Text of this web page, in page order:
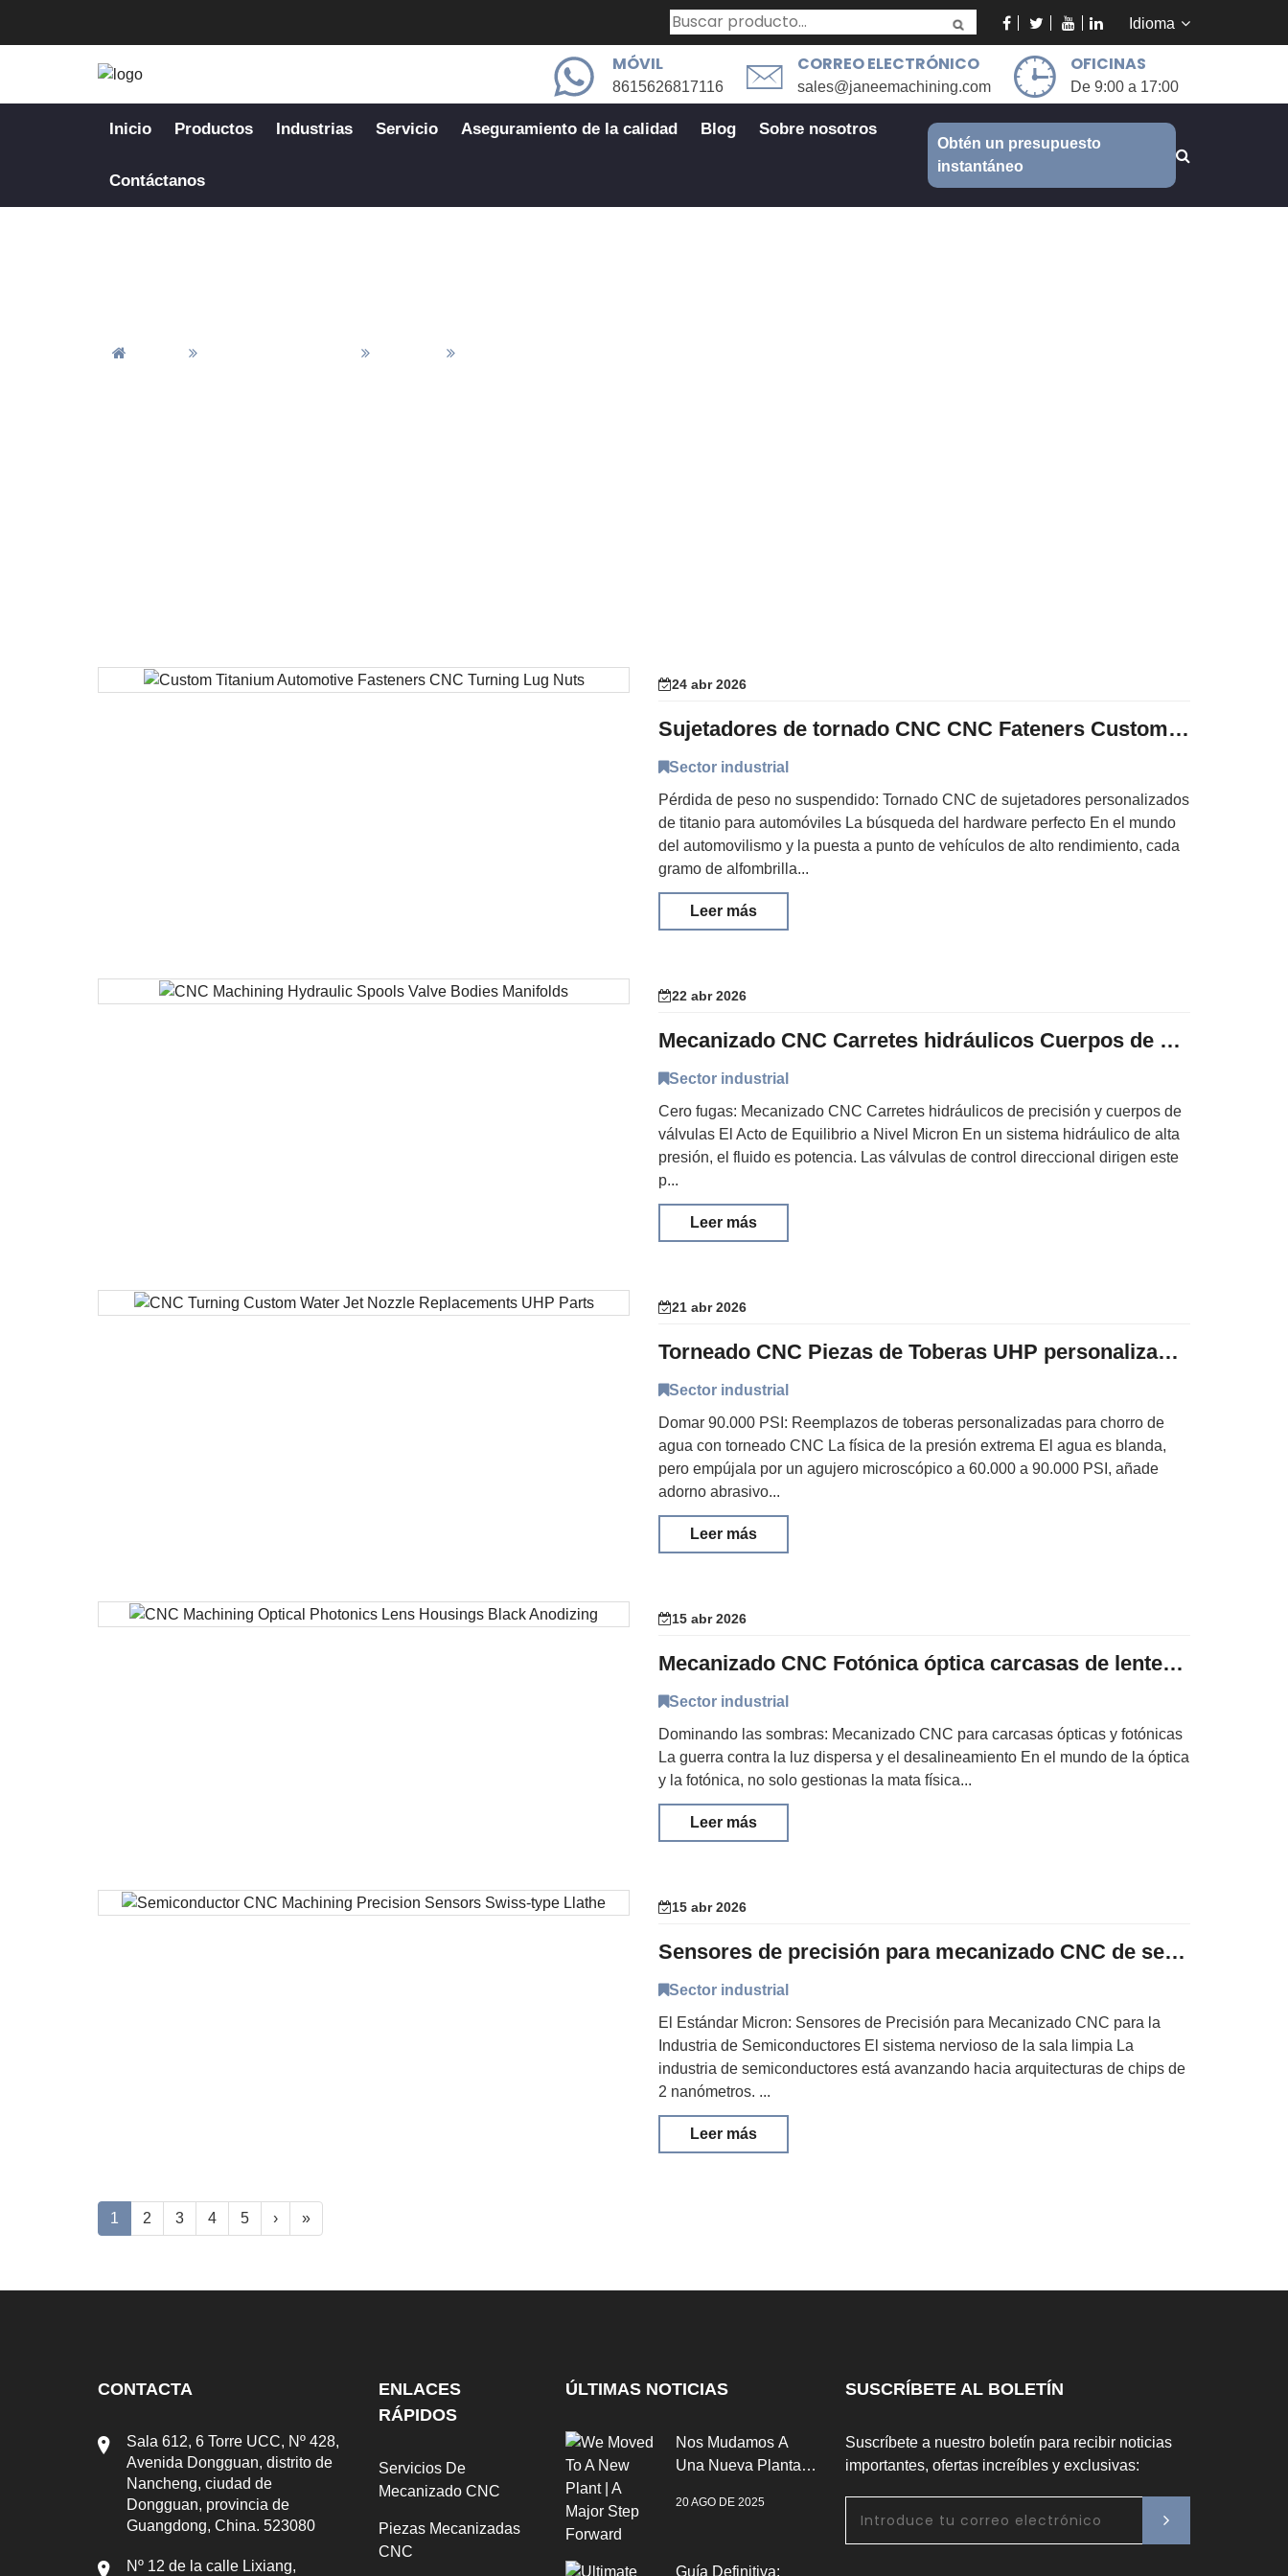
Idioma
OFICINAS
De 9:00 a 17:00
CORREO ELECTRÓNICO
sales@janeemachining.com
MÓVIL
8615626817116
Inicio Productos Industrias Servicio Aseguramiento de la calidad Blog Sobre nosotros
Contáctanos
Obtén un presupuesto
instantáneo
24 abr 2026
Sujetadores de tornado CNC CNC Fateners Custom Automotive Fixers
Sector industrial
Pérdida de peso no suspendido: Tornado CNC de sujetadores personalizados
de titanio para automóviles La búsqueda del hardware perfecto En el mundo
del automovilismo y la puesta a punto de vehículos de alto rendimiento, cada
gramo de alfombrilla...
Leer más
22 abr 2026
Mecanizado CNC Carretes hidráulicos Cuerpos de válvulas Colectores
Sector industrial
Cero fugas: Mecanizado CNC Carretes hidráulicos de precisión y cuerpos de
válvulas El Acto de Equilibrio a Nivel Micron En un sistema hidráulico de alta
presión, el fluido es potencia. Las válvulas de control direccional dirigen este
p...
Leer más
21 abr 2026
Torneado CNC Piezas de Toberas UHP personalizadas para chorro de agua
Sector industrial
Domar 90.000 PSI: Reemplazos de toberas personalizadas para chorro de
agua con torneado CNC La física de la presión extrema El agua es blanda,
pero empújala por un agujero microscópico a 60.000 a 90.000 PSI, añade
adorno abrasivo...
Leer más
15 abr 2026
Mecanizado CNC Fotónica óptica carcasas de lentes Anodización negra
Sector industrial
Dominando las sombras: Mecanizado CNC para carcasas ópticas y fotónicas
La guerra contra la luz dispersa y el desalineamiento En el mundo de la óptica
y la fotónica, no solo gestionas la mata física...
Leer más
15 abr 2026
Sensores de precisión para mecanizado CNC de semiconductores tipo Suizo
Sector industrial
El Estándar Micron: Sensores de Precisión para Mecanizado CNC para la
Industria de Semiconductores El sistema nervioso de la sala limpia La
industria de semiconductores está avanzando hacia arquitecturas de chips de
2 nanómetros. ...
Leer más
1 2 3 4 5 › »
CONTACTA
Sala 612, 6 Torre UCC, Nº 428,
Avenida Dongguan, distrito de
Nancheng, ciudad de
Dongguan, provincia de
Guangdong, China. 523080
Nº 12 de la calle Lixiang,
ENLACES
RÁPIDOS
Servicios De
Mecanizado CNC
Piezas Mecanizadas
CNC
ÚLTIMAS NOTICIAS
Nos Mudamos A
Una Nueva Planta |
Adelante
20 AGO DE 2025
Guía Definitiva:
SUSCRÍBETE AL BOLETÍN
Suscríbete a nuestro boletín para recibir noticias
importantes, ofertas increíbles y exclusivas: